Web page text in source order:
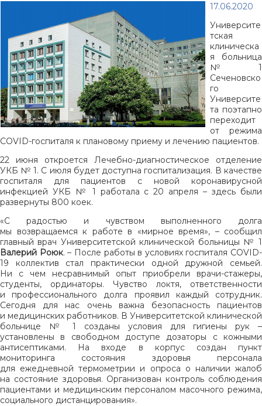
17.06.2020
Университе
тская
клиническа
я больница
№1
Сеченовско
го
Университе
та поэтапно
переходит
от режима
COVID-госпиталя к плановому приему и лечению пациентов.
22 июня откроется Лечебно-диагностическое отделение
УКБ № 1. С июля будет доступна госпитализация. В качестве
госпиталя для пациентов с новой коронавирусной
инфекцией УКБ № 1 работала с 20 апреля – здесь были
развернуты 800 коек.
«С радостью и чувством выполненного долга
мы возвращаемся к работе в «мирное время», – сообщил
главный врач Университетской клинической больницы № 1
Валерий Роюк. – После работы в условиях госпиталя COVID-
19 коллектив стал практически одной дружной семьей.
Ни с чем несравнимый опыт приобрели врачи-стажеры,
студенты, ординаторы. Чувство локтя, ответственности
и профессионального долга проявил каждый сотрудник.
Сегодня для нас очень важна безопасность пациентов
и медицинских работников. В Университетской клинической
больнице № 1 созданы условия для гигиены рук –
установлены в свободном доступе дозаторы с кожными
антисептиками. На входе в корпус создан пункт
мониторинга состояния здоровья персонала
для ежедневной термометрии и опроса о наличии жалоб
на состояние здоровья. Организован контроль соблюдения
пациентами и медицинским персоналом масочного режима,
социального дистанцирования».